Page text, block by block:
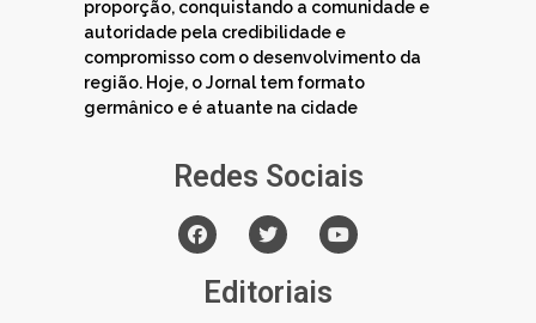
proporção, conquistando a comunidade e
autoridade pela credibilidade e
compromisso com o desenvolvimento da
região. Hoje, o Jornal tem formato
germânico e é atuante na cidade
Redes Sociais
Editoriais